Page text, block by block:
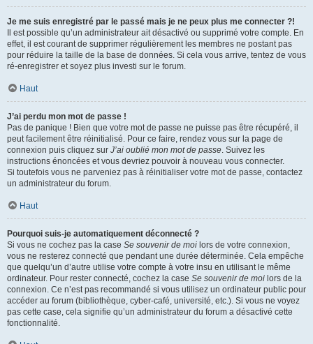
Je me suis enregistré par le passé mais je ne peux plus me connecter ?!
Il est possible qu’un administrateur ait désactivé ou supprimé votre compte. En
effet, il est courant de supprimer régulièrement les membres ne postant pas
pour réduire la taille de la base de données. Si cela vous arrive, tentez de vous
ré-enregistrer et soyez plus investi sur le forum.
Haut
J’ai perdu mon mot de passe !
Pas de panique ! Bien que votre mot de passe ne puisse pas être récupéré, il
peut facilement être réinitialisé. Pour ce faire, rendez vous sur la page de
connexion puis cliquez sur J’ai oublié mon mot de passe. Suivez les
instructions énoncées et vous devriez pouvoir à nouveau vous connecter.
Si toutefois vous ne parveniez pas à réinitialiser votre mot de passe, contactez
un administrateur du forum.
Haut
Pourquoi suis-je automatiquement déconnecté ?
Si vous ne cochez pas la case Se souvenir de moi lors de votre connexion,
vous ne resterez connecté que pendant une durée déterminée. Cela empêche
que quelqu’un d’autre utilise votre compte à votre insu en utilisant le même
ordinateur. Pour rester connecté, cochez la case Se souvenir de moi lors de la
connexion. Ce n’est pas recommandé si vous utilisez un ordinateur public pour
accéder au forum (bibliothèque, cyber-café, université, etc.). Si vous ne voyez
pas cette case, cela signifie qu’un administrateur du forum a désactivé cette
fonctionnalité.